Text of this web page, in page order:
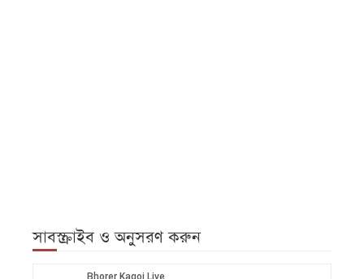
সাবস্ক্রাইব ও অনুসরণ করুন